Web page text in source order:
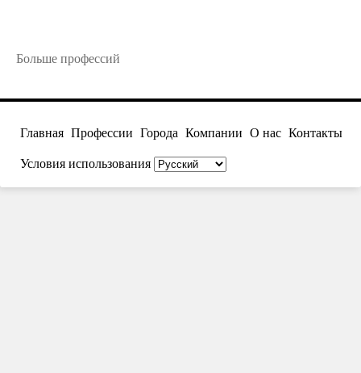
Больше профессий
Главная Профессии Города Компании О нас Контакты
Условия использования